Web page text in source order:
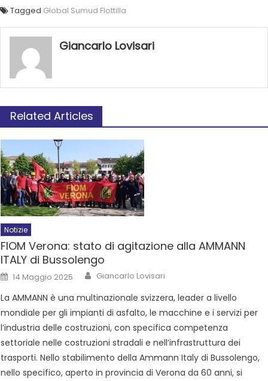
Tagged Global Sumud Flottilla
Giancarlo Lovisari
Related Articles
Notizie
FIOM Verona: stato di agitazione alla AMMANN
ITALY di Bussolengo
14 Maggio 2025 Giancarlo Lovisari
La AMMANN è una multinazionale svizzera, leader a livello
mondiale per gli impianti di asfalto, le macchine e i servizi per
l’industria delle costruzioni, con specifica competenza
settoriale nelle costruzioni stradali e nell’infrastruttura dei
trasporti. Nello stabilimento della Ammann Italy di Bussolengo,
nello specifico, aperto in provincia di Verona da 60 anni, si